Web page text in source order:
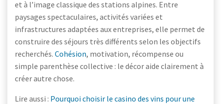
et à l’image classique des stations alpines. Entre
paysages spectaculaires, activités variées et
infrastructures adaptées aux entreprises, elle permet de
construire des séjours très différents selon les objectifs
recherchés. Cohésion, motivation, récompense ou
simple parenthèse collective : le décor aide clairement à
créer autre chose.
Lire aussi : Pourquoi choisir le casino des vins pour une